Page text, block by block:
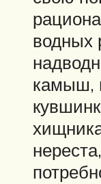
водных
камыш,